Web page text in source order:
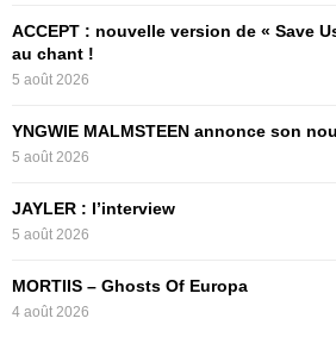
ACCEPT : nouvelle version de « Save
au chant !
5 août 2026
YNGWIE MALMSTEEN annonce son
5 août 2026
JAYLER : l’interview
5 août 2026
MORTIIS – Ghosts Of Europa
4 août 2026